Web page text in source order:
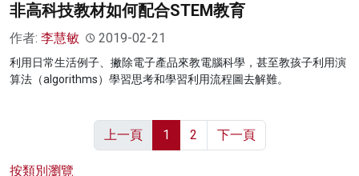
非高科技教材如何配合STEM教育
作者: 李慧敏 2019-02-21
利用日常生活例子、撇除電子產品來教電腦科學，甚至教孩子利用演
算法（algorithms）學習思考和學習利用流程圖去解難。
上一頁 1 2 下一頁
按類別瀏覽